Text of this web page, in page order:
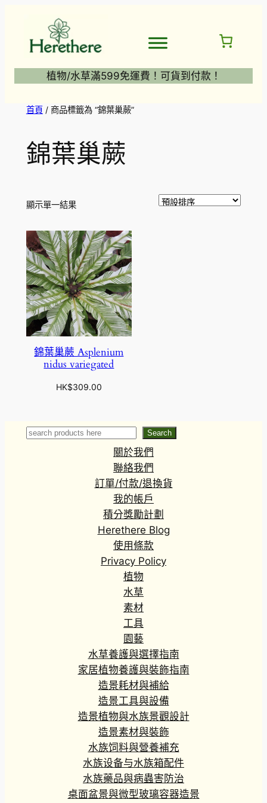
植物/水草滿599免運費！可貨到付款！
首頁/ 商品標籤為 “錦葉巢蕨”
錦葉巢蕨
顯示單一結果
錦葉巢蕨 Asplenium
nidus variegated
HK$309.00
Search Search
關於我們
聯絡我們
訂單/付款/退換貨
我的帳戶
積分獎勵計劃
Herethere Blog
使用條款
Privacy Policy
植物
水草
素材
工具
園藝
水草養護與選擇指南
家居植物養護與裝飾指南
造景耗材與補給
造景工具與設備
造景植物與水族景觀設計
造景素材與裝飾
水族饲料與營養補充
水族设备与水族箱配件
水族藥品與病蟲害防治
桌面盆景與微型玻璃容器造景